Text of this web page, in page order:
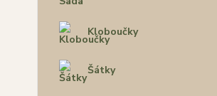
Kloboučky
Šátky